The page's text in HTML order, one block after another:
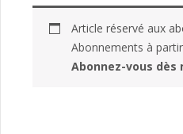
Article réservé aux
Abonnements à
Abonnez-vous dès